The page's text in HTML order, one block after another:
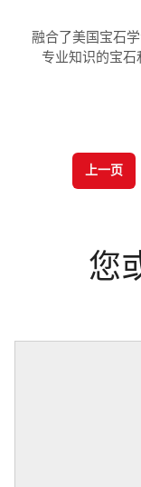
融合了美国宝石
专业知识的宝石
上一页
您